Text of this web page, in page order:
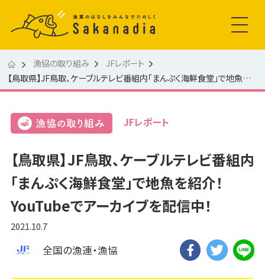
漁協の取り組み
JFレポート
【鳥取県】JF鳥取、ケーブルテレビ番組内「まんぷく海鮮食堂」で地魚を紹介！ YouTubeでアーカイブを配信中！
JFレポート
【鳥取県】JF鳥取、ケーブルテレビ番組内
「まんぷく海鮮食堂」で地魚を紹介！
YouTubeでアーカイブを配信中！
2021.10.7
全国の漁連・漁協